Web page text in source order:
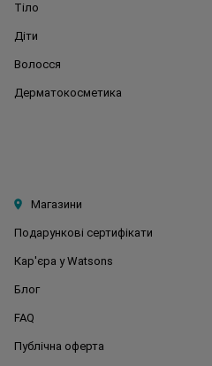
Тіло
Діти
Волосся
Дерматокосметика
Магазини
Подарункові сертифікати
Кар'єра у Watsons
Блог
FAQ
Публічна оферта